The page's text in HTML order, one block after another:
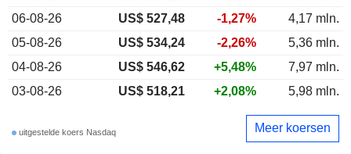
06-08-26
US$ 527,48 -1,27%
4,17 mln.
05-08-26
US$ 534,24 -2,26%
5,36 mln.
04-08-26
US$ 546,62 +5,48%
7,97 mln.
03-08-26
US$ 518,21 +2,08% 5,98 mln.
uitgestelde koers Nasdaq Meer koersen